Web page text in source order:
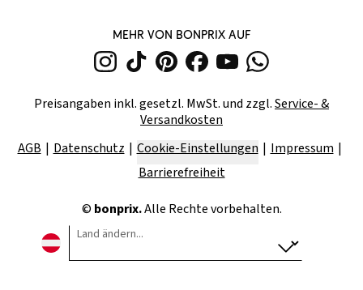
MEHR VON BONPRIX AUF
Preisangaben inkl. gesetzl. MwSt. und zzgl.Service- &
Versandkosten
AGB
Datenschutz Cookie-Einstellungen
Impressum
Barrierefreiheit
© bonprix.Alle Rechte vorbehalten.
Land ändern...